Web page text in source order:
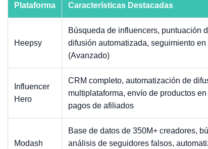
Plataforma Características Destacadas
Heepsy
Búsqueda de influencers, puntuación
difusión automatizada, seguimiento
(Avanzado)
Influencer
Hero
CRM completo, automatización de
multiplataforma, envío de productos
pagos de afiliados
Modash
Base de datos de 350M+ creadores,
análisis de seguidores falsos,